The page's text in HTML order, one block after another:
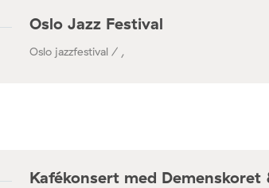
Oslo Jazz Festival
Oslo jazzfestival / ,
Kafékonsert med Demenskoret